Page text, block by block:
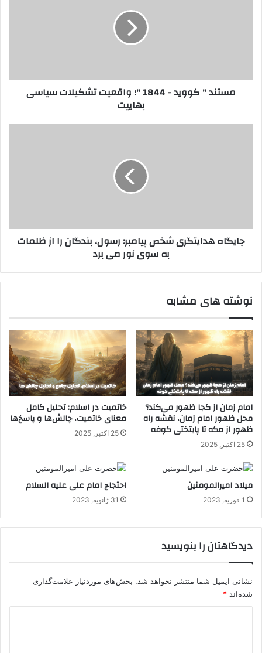
سیاسی
بهاییت
مستند " کووید - 1844 "؛ واقعیت تشکیلات سیاسی
بهاییت
ظلمات
جایگاه هدایتگری شخص پیامبر: رسول، بندگان را از ظلمات
به سوی نور می برد
نوشته های مشابه
امام زمان از کجا ظهور می‌کند؟
محل ظهور امام زمان، نقشه راه
ظهور از مکه تا پایتختی کوفه
25 اکتبر, 2025
خاتمیت در اسلام: تحلیل کامل
معنای خاتمیت، چالش‌ها و پاسخ‌ها
25 اکتبر, 2025
میلاد امیرالمومنین
1 فوریه, 2023
احتجاج امام علی علیه السلام
31 ژانویه, 2023
دیدگاهتان را بنویسید
نشانی ایمیل شما منتشر نخواهد شد. بخش‌های موردنیاز علامت‌گذاری
شده‌اند *